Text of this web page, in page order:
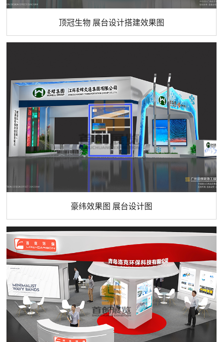
顶冠生物 展台设计搭建效果图
豪纬效果图 展台设计图